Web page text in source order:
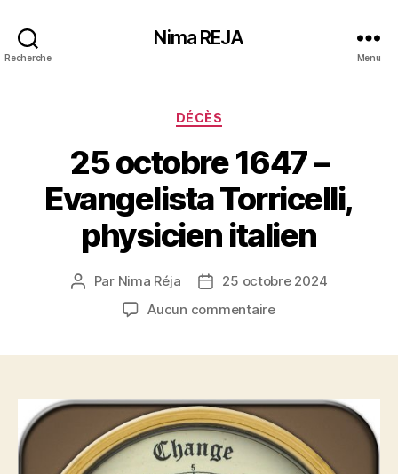
Recherche
Nima REJA
Menu
Catégories
DÉCÈS
25 octobre 1647 –
Evangelista Torricelli,
physicien italien
Auteur
Par Nima Réja
Date25 octobre 2024
Aucun commentairesur
Evangelista
Torricelli,
physicien
italien